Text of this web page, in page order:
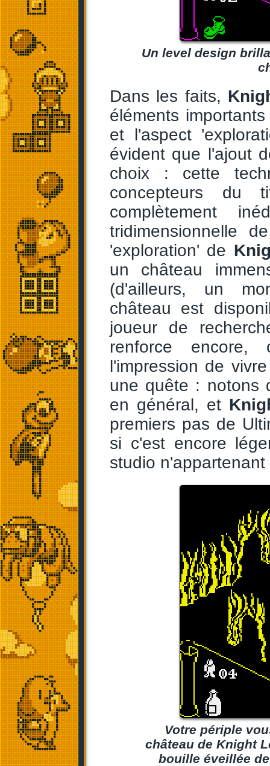
Un level design
Dans les faits,
éléments
et l'aspect
évident que l'ajout
choix : cette
concepteurs du
complètement
tridimensionnelle
'exploration' de
un château
(d'ailleurs, un
château est
joueur de
renforce encore,
l'impression de
une quête : notons
en général, et
premiers pas de
si c'est encore
studio
Votre périple
château de Knight
bouille éveillée